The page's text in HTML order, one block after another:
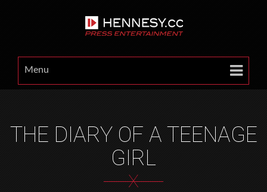
Menu
THE DIARY OF A TEENAGE
GIRL
X